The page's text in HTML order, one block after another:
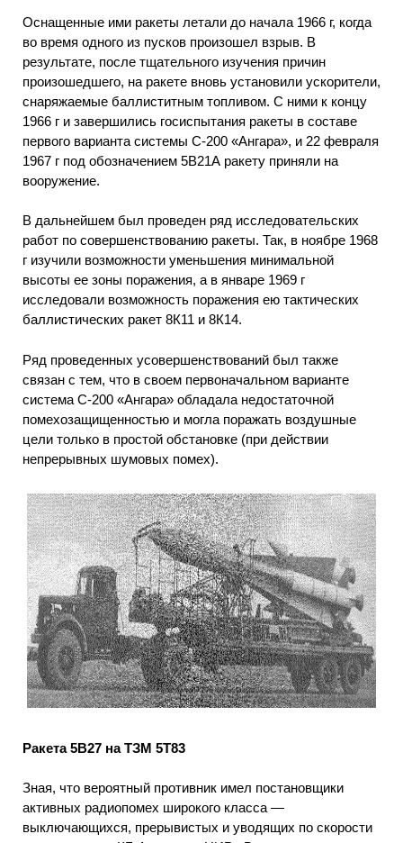
Оснащенные ими ракеты летали до начала 1966 г, когда
во время одного из пусков произошел взрыв. В
результате, после тщательного изучения причин
произошедшего, на ракете вновь установили ускорители,
снаряжаемые баллиститным топливом. С ними к концу
1966 г и завершились госиспытания ракеты в составе
первого варианта системы С-200 «Ангара», и 22 февраля
1967 г под обозначением 5В21А ракету приняли на
вооружение.
В дальнейшем был проведен ряд исследовательских
работ по совершенствованию ракеты. Так, в ноябре 1968
г изучили возможности уменьшения минимальной
высоты ее зоны поражения, а в январе 1969 г
исследовали возможность поражения ею тактических
баллистических ракет 8К11 и 8К14.
Ряд проведенных усовершенствований был также
связан с тем, что в своем первоначальном варианте
система С-200 «Ангара» обладала недостаточной
помехозащищенностью и могла поражать воздушные
цели только в простой обстановке (при действии
непрерывных шумовых помех).
Ракета 5В27 на ТЗМ 5Т83
Зная, что вероятный противник имел постановщики
активных радиопомех широкого класса —
выключающихся, прерывистых и уводящих по скорости